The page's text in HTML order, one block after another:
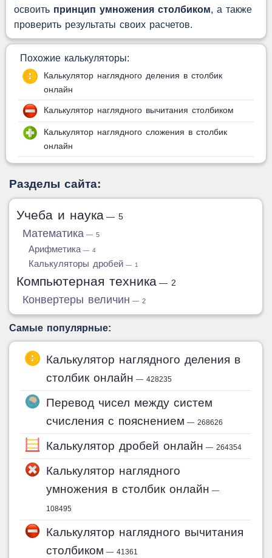
освоить принцип умножения столбиком, а также
проверить результаты своих расчетов.
Похожие калькуляторы:
Калькулятор наглядного деления в столбик
онлайн
Калькулятор наглядного вычитания столбиком
Калькулятор наглядного сложения в столбик
онлайн
Разделы сайта:
Учеба и наука — 5
Математика — 5
Арифметика — 4
Калькуляторы дробей — 1
Компьютерная техника — 2
Конвертеры величин — 2
Самые популярные:
Калькулятор наглядного деления в
столбик онлайн — 428235
Перевод чисел между систем
счисления с пояснением — 268626
Калькулятор дробей онлайн — 264354
Калькулятор наглядного
умножения в столбик онлайн —
108495
Калькулятор наглядного вычитания
столбиком — 41361